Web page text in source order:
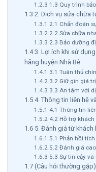
1.2.3 1.3 Quy trình
1.3 2. Dịch vụ sửa chữa
1.3.1 2.1 Chẩn đoán
1.3.22.2 Sửa chữa
1.3.3 2.3 Bảo dưỡng
1.43. Lợi ích khi sử
hãng huyện Nhà Bè
1.4.1 3.1 Tuân thủ
1.4.23.2 Giữ gìn giá
1.4.3 3.3 An tâm với
1.54. Thông tin liên hệ
1.5.1 4.1 Thông tin
1.5.24.2 Hỗ trợ khách
1.65. Đánh giá từ khách
1.6.1 5.1 Phản hồi
1.6.25.2 Đánh giá cao
1.6.3 5.3 Sự tin cậy và
1.7(Câu hỏi thường gặp)